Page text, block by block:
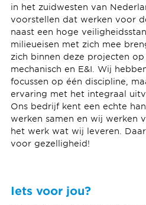
in het zuidwesten van
voorstellen dat werken voor
naast een hoge
milieueisen met zich mee
zich binnen deze projecten op
mechanisch en E&I. Wij
focussen op één discipline,
ervaring met het integraal
Ons bedrijf kent een echte
werken samen en wij werken
het werk wat wij leveren.
voor gezelligheid!
Iets voor jou?